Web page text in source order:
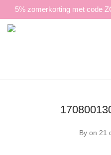
5% zomerkorting met code
By on 21